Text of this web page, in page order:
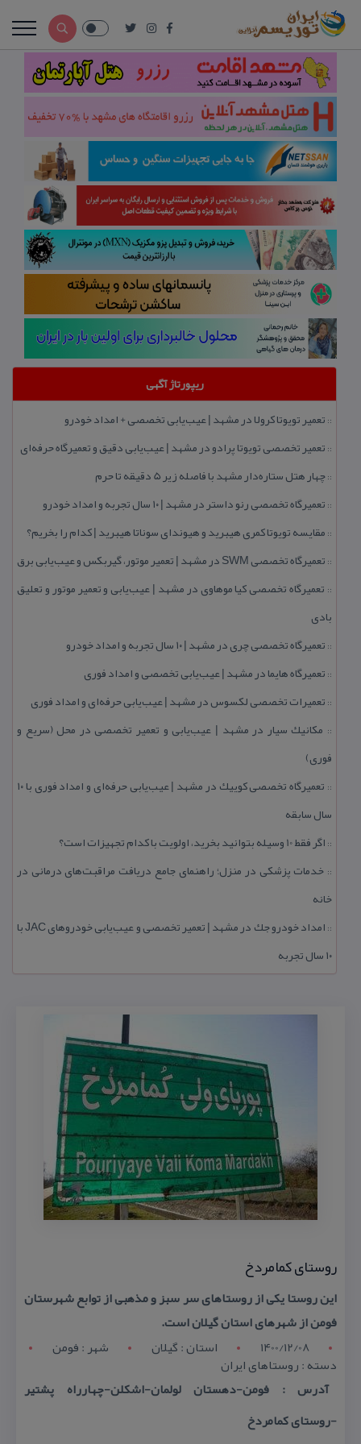
ریپورتاژ آگهی
:: تعمیر تویوتا كرولا در مشهد | عیب‌یابی تخصصی + امداد خودرو
:: تعمیر تخصصی تویوتا پرادو در مشهد | عیب‌یابی دقیق و تعمیرگاه حرفه‌ای
::چهار هتل‌ ستاره‌دار مشهد با فاصله زیر 5 دقیقه تا حرم
:: تعمیرگاه تخصصی رنو داستر در مشهد | ۱۰ سال تجربه و امداد خودرو
:: مقایسه تویوتا كمری هیبرید و هیوندای سوناتا هیبرید | كدام را بخریم؟
:: تعمیرگاه تخصصی SWM در مشهد | تعمیر موتور، گیربكس و عیب‌یابی برق
:: تعمیرگاه تخصصی كیا موهاوی در مشهد | عیب‌یابی و تعمیر موتور و تعلیق
بادی
:: تعمیرگاه تخصصی چری در مشهد | ۱۰ سال تجربه و امداد خودرو
:: تعمیرگاه هایما در مشهد | عیب‌یابی تخصصی و امداد فوری
:: تعمیرات تخصصی لكسوس در مشهد | عیب‌یابی حرفه‌ای و امداد فوری
:: مكانیك سیار در مشهد | عیب‌یابی و تعمیر تخصصی در محل (سریع و
فوری)
::
تعمیرگاه تخصصی كوییك در مشهد | عیب‌یابی حرفه‌ای و امداد فوری با ۱۰
سال سابقه
:: اگر فقط 10 وسیله بتوانید بخرید، اولویت با كدام تجهیزات است؟
:: خدمات پزشكی در منزل؛ راهنمای جامع دریافت مراقبت‌های درمانی در
خانه
::
امداد خودرو جك در مشهد | تعمیر تخصصی و عیب‌یابی خودروهای JAC با
۱۰ سال تجربه
روستای كمامردخ
این روستا یكی از روستاهای سر سبز و مذهبی از توابع شهرستان
فومن از شهرهای استان گیلان است.
1400/12/08
استان : گيلان شهر : فومن
دسته : روستاهای ایران
آدرس : فومن-دهستان لولمان-اشكلن-چهارراه پشتیر
-روستای كمامردخ